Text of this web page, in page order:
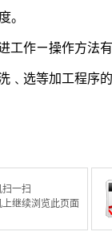
。
工作ㄧ操作方法
﹑选等加工程序
一扫
继续浏览此页面